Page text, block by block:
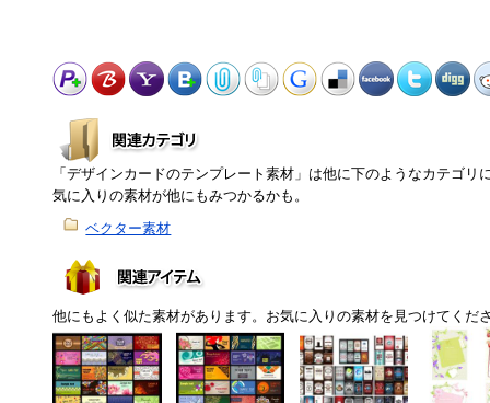
「デザインカードのテンプレート素材」は他に下のようなカテゴ
気に入りの素材が他にもみつかるかも。
ベクター素材
他にもよく似た素材があります。お気に入りの素材を見つけてくだ